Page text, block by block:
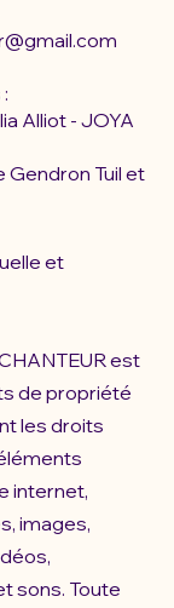
Alliot - JOYA
Tuil et
et
est
de propriété
les droits
internet,
images,
sons. Toute